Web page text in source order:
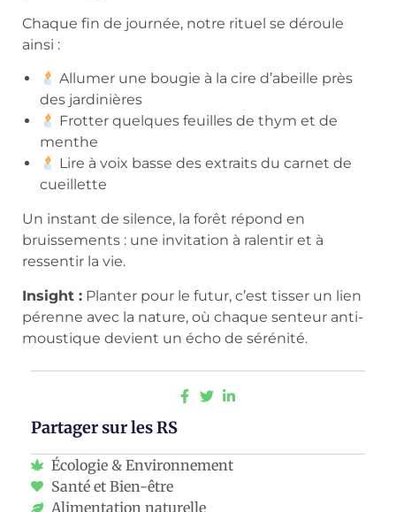
Chaque fin de journée, notre rituel se déroule
ainsi :
Allumer une bougie à la cire d’abeille près
des jardinières
Frotter quelques feuilles de thym et de
menthe
Lire à voix basse des extraits du carnet de
cueillette
Un instant de silence, la forêt répond en
bruissements : une invitation à ralentir et à
ressentir la vie.
Insight : Planter pour le futur, c’est tisser un lien
pérenne avec la nature, où chaque senteur anti-
moustique devient un écho de sérénité.
Partager sur les RS
Écologie & Environnement
Santé et Bien-être
Alimentation naturelle